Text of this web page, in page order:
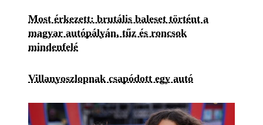
Most érkezett: brutális baleset történt a
magyar autópályán, tűz és roncsok
mindenfelé
Villanyoszlopnak csapódott egy autó